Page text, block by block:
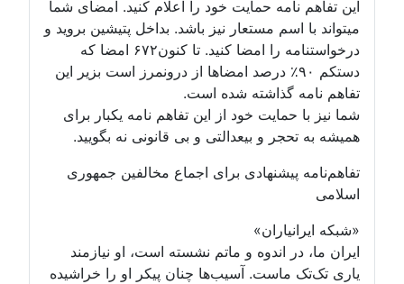
این تفاهم نامه حمایت خود را اعلام کنید. امضای شما
میتواند با اسم مستعار نیز باشد. بداخل پتیشین بروید و
درخواستنامه را امضا کنید. تا کنون۶۷۲ امضا که
دستکم ۹۰٪ درصد امضاها از درونمرز است بزیر این
تفاهم نامه گذاشته شده است.
شما نیز با حمایت خود از این تفاهم نامه یکبار برای
همیشه به تحجر و بیعدالتی و بی قانونی نه بگویید.
تفاهم‌نامه پیشنهادی برای اجماع مخالفین جمهوری
اسلامی
«شبکه ایرانیاران»
ایران ما، در اندوه و ماتم نشسته است، او نیازمند
یاری تک‌تک ماست. آسیب‌ها چنان پیکر او را خراشیده